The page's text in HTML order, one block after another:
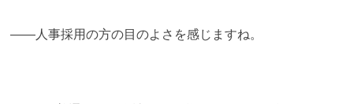
――人事採用の方の目のよさを感じますね。